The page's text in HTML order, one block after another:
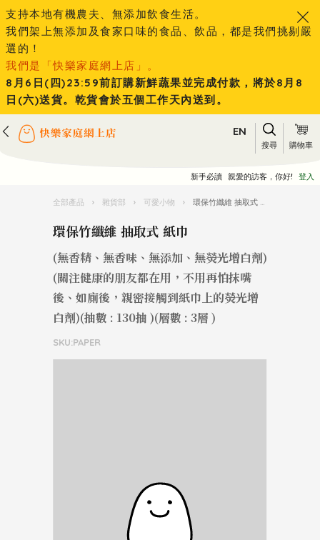
支持本地有機農夫、無添加飲食生活。
我們架上無添加及食家口味的食品、飲品，都是我們挑剔嚴
選的！
我們是「快樂家庭網上店」。
8月6日(四)23:59前訂購新鮮蔬果並完成付款，將於8月8
日(六)送貨。乾貨會於五個工作天內送到。
EN
搜尋 購物車
新手必讀 親愛的訪客，你好! 登入
全部產品 › 雜貨部 › 可愛小物 › 環保竹纖維 抽取式 紙巾
環保竹纖維 抽取式 紙巾
(無香精、無香味、無添加、無熒光增白劑)
(關注健康的朋友都在用，不用再怕抹嘴
後、如廁後，親密接觸到紙巾上的熒光增
白劑)(抽數 : 130抽 )(層數 : 3層 )
SKU:PAPER